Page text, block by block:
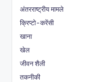
अंतरराष्ट्रीय मामले
क्रिप्टो-करेंसी
खाना
खेल
जीवन शैली
तकनीकी